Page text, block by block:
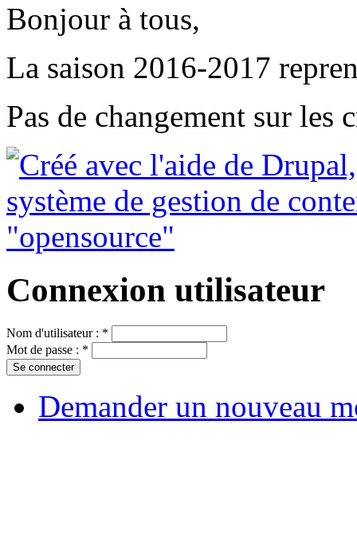
Bonjour à tous,
La saison 2016-2017
Pas de changement sur les
Connexion utilisateur
Nom d'utilisateur : *
Mot de passe : *
Demander un nouveau